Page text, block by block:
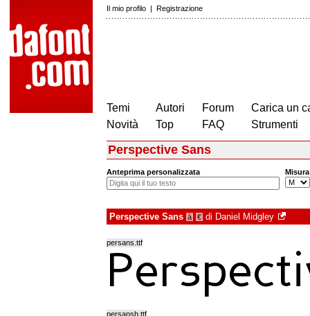
Il mio profilo | Registrazione
Temi
Novità
Autori
Top
Forum
FAQ
Carica un
Strumenti
Perspective Sans
Anteprima personalizzata Misura
Perspective Sans à € di Daniel Midgley
persans.ttf
persansb.ttf